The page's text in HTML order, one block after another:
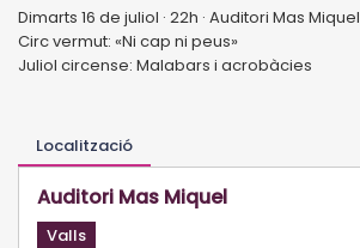
Dimarts 16 de juliol · 22h · Auditori Mas Miquel
Circ vermut: «Ni cap ni peus»
Juliol circense: Malabars i acrobàcies
Localització
Auditori Mas Miquel
Valls